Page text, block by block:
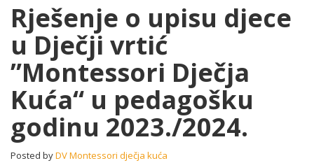
o
upisu
djece
u
Dječji
vrtić
”Montessori
Dječja
Kuća“
u
Rješenje o upisu djece
u Dječji vrtić
”Montessori Dječja
Kuća“ u pedagošku
godinu 2023./2024.
Posted byDV Montessori dječja kuća